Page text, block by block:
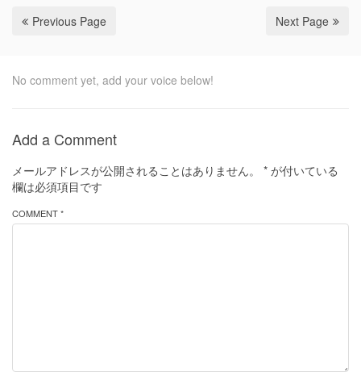
Previous Page Next Page
No comment yet, add your voice below!
Add a Comment
メールアドレスが公開されることはありません。 * が付いている
欄は必須項目です
COMMENT *